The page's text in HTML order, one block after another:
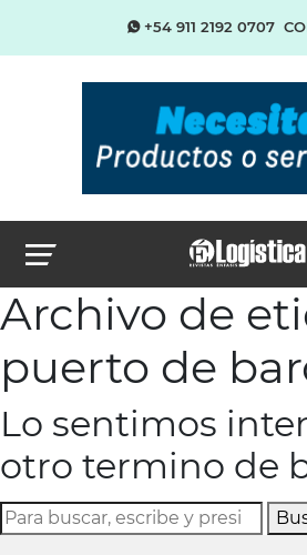
+54 911 2192 0707
Archivo de
puerto de
Lo sentimos
otro termino de